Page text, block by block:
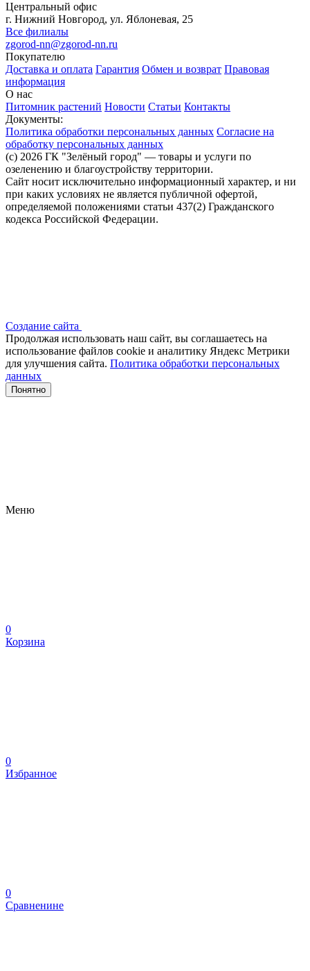
Центральный офис
г. Нижний Новгород, ул. Яблоневая, 25
Все филиалы
zgorod-nn@zgorod-nn.ru
Покупателю
Доставка и оплата Гарантия Обмен и возврат Правовая
информация
О нас
Питомник растений Новости Статьи Контакты
Документы:
Политика обработки персональных данных Согласие на
обработку персональных данных
(c) 2026 ГК "Зелёный город" — товары и услуги по
озеленению и благоустройству территории.
Сайт носит исключительно информационный характер, и ни
при каких условиях не является публичной офертой,
определяемой положениями статьи 437(2) Гражданского
кодекса Российской Федерации.
Создание сайта
Продолжая использовать наш сайт, вы соглашаетесь на
использование файлов сооkіе и аналитику Яндекс Метрики
для улучшения сайта. Политика обработки персональных
данных
Понятно
Меню
0
Корзина
0
Избранное
0
Сравненине